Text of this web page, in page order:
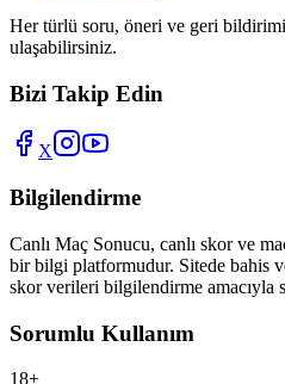
Her türlü soru, öneri ve geri
ulaşabilirsiniz.
Bizi Takip Edin
X
Bilgilendirme
Canlı Maç Sonucu, canlı skor ve
bir bilgi platformudur. Sitede bahis
skor verileri bilgilendirme amacıyla
Sorumlu Kullanım
18+